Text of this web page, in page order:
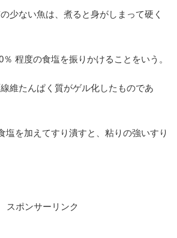
少ない魚は、煮ると身がしまって硬く
程度の食塩を振りかけることをいう。
維たんぱく質がゲル化したものであ
塩を加えてすり潰すと、粘りの強いすり
スポンサーリンク